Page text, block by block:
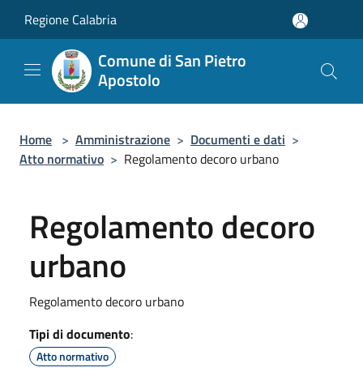
Regione Calabria
Comune di San Pietro
Apostolo
Home > Amministrazione > Documenti e dati >
Atto normativo > Regolamento decoro urbano
Regolamento decoro
urbano
Regolamento decoro urbano
Tipi di documento:
Atto normativo